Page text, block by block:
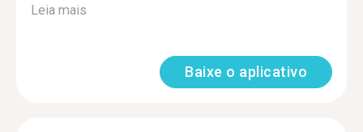
Leia mais
Baixe o aplicativo